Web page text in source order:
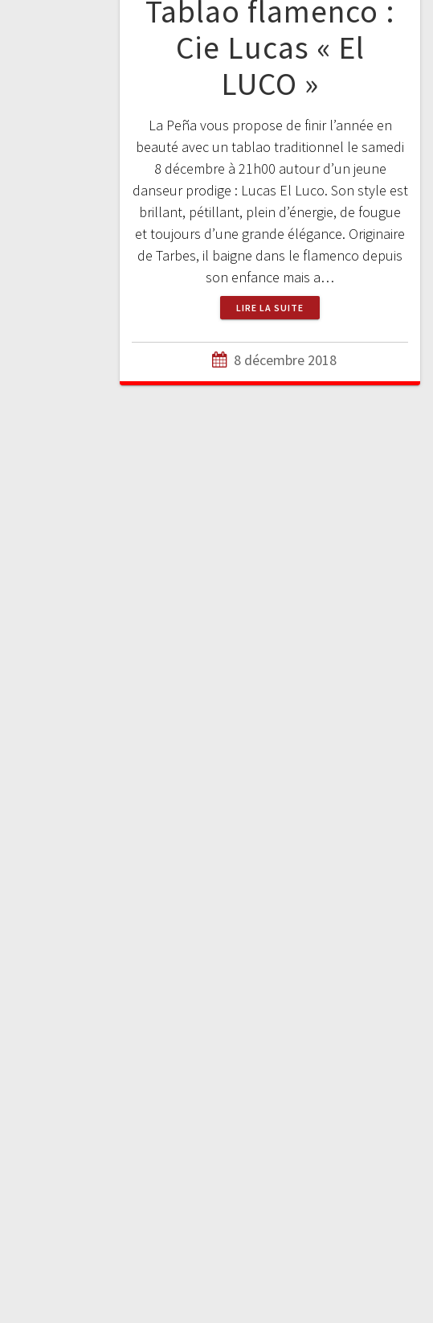
Tablao flamenco :
Cie Lucas « El
LUCO »
La Peña vous propose de finir l’année en
beauté avec un tablao traditionnel le samedi
8 décembre à 21h00 autour d’un jeune
danseur prodige : Lucas El Luco. Son style est
brillant, pétillant, plein d’énergie, de fougue
et toujours d’une grande élégance. Originaire
de Tarbes, il baigne dans le flamenco depuis
son enfance mais a…
LIRE LA SUITE
8 décembre 2018